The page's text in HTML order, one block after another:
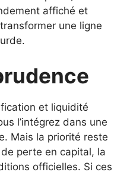
affiché et
une ligne
et liquidité
l’intégrez dans une
Mais la priorité reste
perte en capital, la
officielles. Si ces